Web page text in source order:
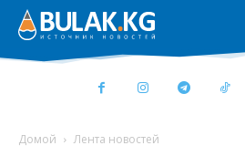
Домой Лента новостей